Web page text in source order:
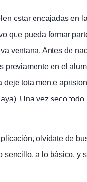
estar encajadas en
que pueda formar
ventana. Antes de
previamente en el
deje totalmente
Una vez seco
olvídate de
sencillo, a lo básico,